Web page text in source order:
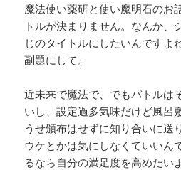
魔法使い薬研と使い魔明石のお
トルが決まりません。なんか、
じのタイトルにしたいんですよ
副題にして。
近未来で魔法で、でもバトルは
いし、設定過多気味だけど風呂
うせ頒布はせずに知り合いに送
ウケとかは気にしなくていいん
るなら自分の満足度を高めたい